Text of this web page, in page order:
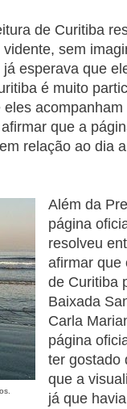
de Curitiba
sem
esperava que
é muito
que a
relação ao dia
Além da
página
resolveu
afirmar que
de Curitiba
Baixada
Carla
página
ter gostado
que a
já que